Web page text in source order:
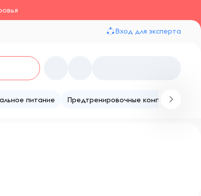
Вход для эксперта
питание Предтренировочные комплексы